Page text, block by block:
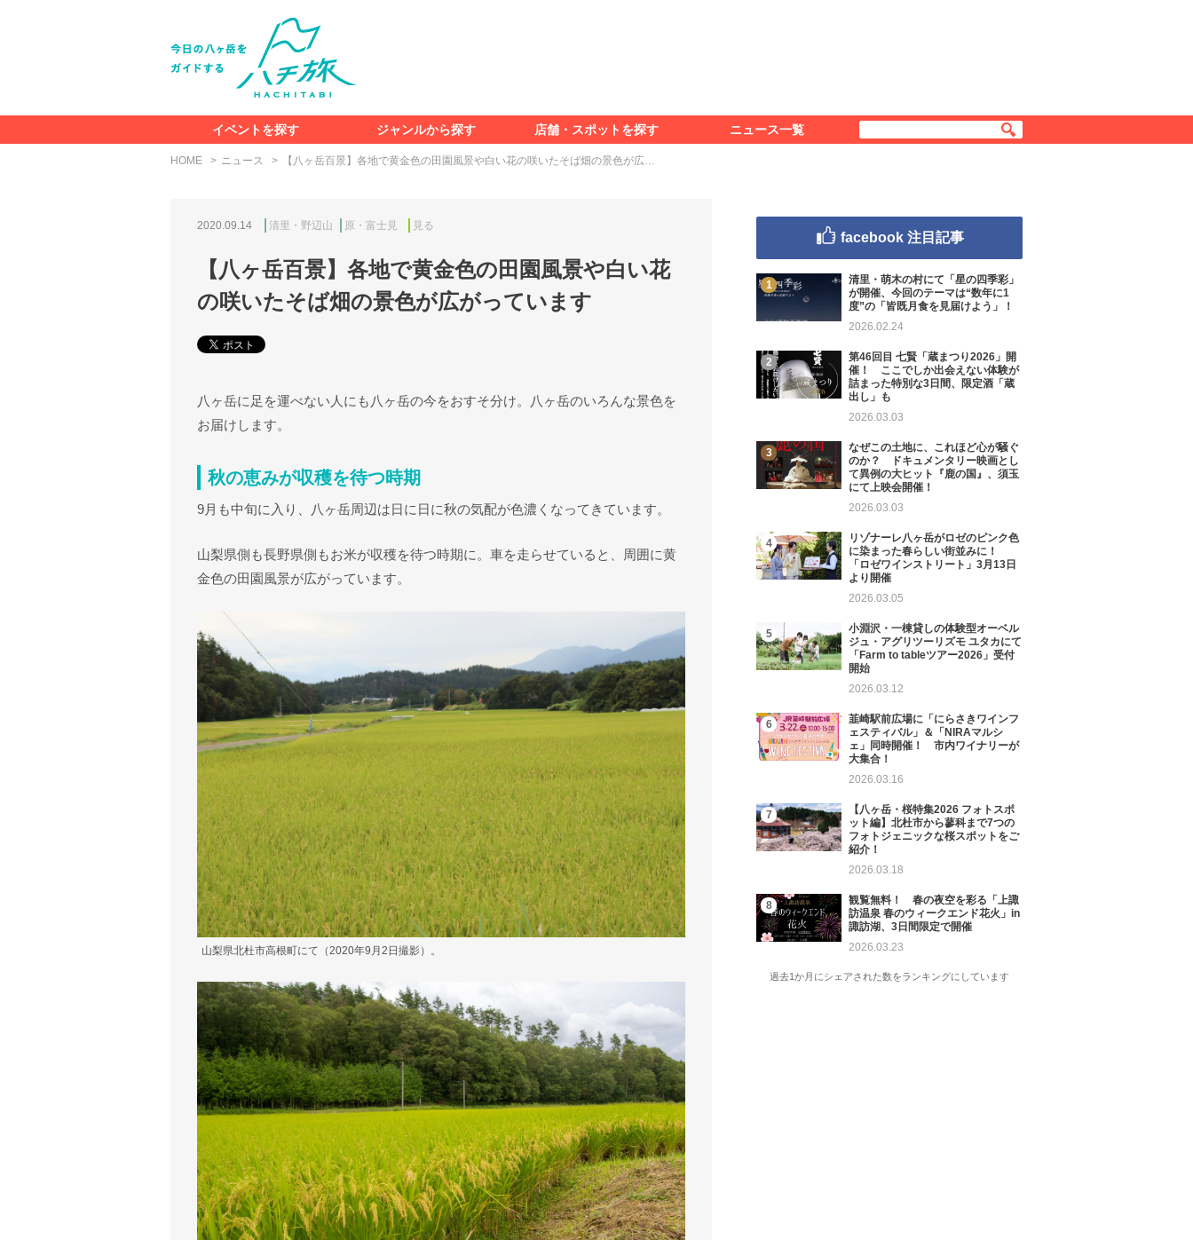
イベントを探す
ジャンルから探す
食べる
見る
知る
遊ぶ
特集＆レポート
店舗・スポットを探す ニュース一覧
HOME ニュース 【八ヶ岳百景】各地で黄金色の田園風景や白い花の咲いたそば畑の景色が広…
2020.09.14 清里・野辺山 原・富士見 見る
【八ヶ岳百景】各地で黄金色の田園風景や白い花
の咲いたそば畑の景色が広がっています
八ヶ岳に足を運べない人にも八ヶ岳の今をおすそ分け。八ヶ岳のいろんな景色を
お届けします。
秋の恵みが収穫を待つ時期
9月も中旬に入り、八ヶ岳周辺は日に日に秋の気配が色濃くなってきています。
山梨県側も長野県側もお米が収穫を待つ時期に。車を走らせていると、周囲に黄
金色の田園風景が広がっています。
山梨県北杜市高根町にて（2020年9月2日撮影）。
facebook 注目記事
清里・萌木の村にて「星の四季彩」
が開催、今回のテーマは“数年に1
度”の「皆既月食を見届けよう」！
2026.02.24
第46回目 七賢「蔵まつり2026」開
催！ ここでしか出会えない体験が
詰まった特別な3日間、限定酒「蔵
出し」も
2026.03.03
なぜこの土地に、これほど心が騒ぐ
のか？ ドキュメンタリー映画とし
て異例の大ヒット『鹿の国』、須玉
にて上映会開催！
2026.03.03
リゾナーレ八ヶ岳がロゼのピンク色
に染まった春らしい街並みに！
「ロゼワインストリート」3月13日
より開催
2026.03.05
小淵沢・一棟貸しの体験型オーベル
ジュ・アグリツーリズモ ユタカにて
「Farm to tableツアー2026」受付
開始
2026.03.12
韮崎駅前広場に「にらさきワインフ
ェスティバル」＆「NIRAマルシ
ェ」同時開催！ 市内ワイナリーが
大集合！
2026.03.16
【八ヶ岳・桜特集2026 フォトスポ
ット編】北杜市から蓼科まで7つの
フォトジェニックな桜スポットをご
紹介！
2026.03.18
観覧無料！ 春の夜空を彩る「上諏
訪温泉 春のウィークエンド花火」in
諏訪湖、3日間限定で開催
2026.03.23
過去1か月にシェアされた数をランキングにしています